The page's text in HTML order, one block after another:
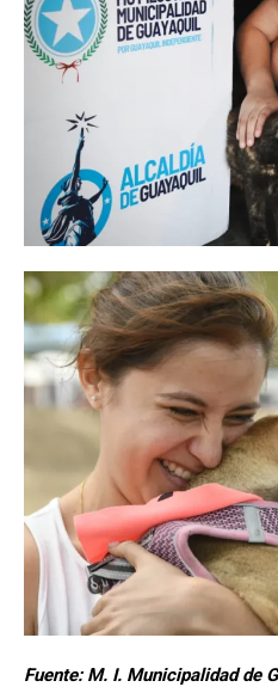
Fuente: M. I. Municipalidad de